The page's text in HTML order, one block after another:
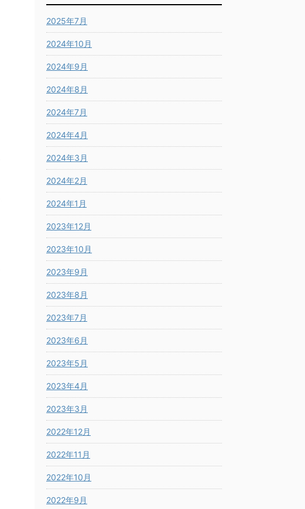
2025年7月
2024年10月
2024年9月
2024年8月
2024年7月
2024年4月
2024年3月
2024年2月
2024年1月
2023年12月
2023年10月
2023年9月
2023年8月
2023年7月
2023年6月
2023年5月
2023年4月
2023年3月
2022年12月
2022年11月
2022年10月
2022年9月